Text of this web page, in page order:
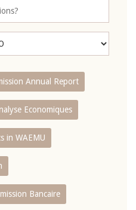
Annual Report
Economiques
in WAEMU
Bancaire